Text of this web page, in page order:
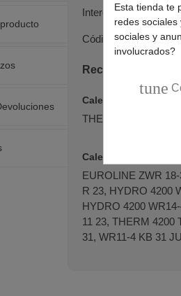
Interconexión
Código original:
Recambio
Calentadores BOSCH
THERM 2500 O WR
Calentadores
EUROLINE ZWR
R 23, HYDRO 4200
HYDRO 4200
11 23, THERM 4200
31, WR11-4 KB 31
Esta tienda te
redes
sociales y
involucrados?
tune